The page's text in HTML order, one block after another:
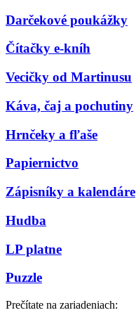
Darčekové poukážky
Čítačky e-kníh
Vecičky od Martinusu
Káva, čaj a pochutiny
Hrnčeky a fľaše
Papiernictvo
Zápisníky a kalendáre
Hudba
LP platne
Puzzle
Prečítate na zariadeniach: